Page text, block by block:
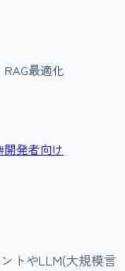
最適化
開発者向け
トやLLM(大規模言